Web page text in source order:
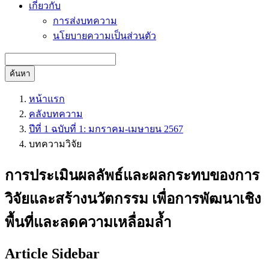
เกี่ยวกับ
การส่งบทความ
นโยบายความเป็นส่วนตัว
ค้นหา
หน้าแรก
คลังบทความ
ปีที่ 1 ฉบับที่ 1: มกราคม-เมษายน 2567
บทความวิจัย
การประเมินผลลัพธ์และผลกระทบของการ
วิจัยและสร้างนวัตกรรม เพื่อการพัฒนาเชิง
พื้นที่และลดความเหลื่อมล้ำ
Article Sidebar